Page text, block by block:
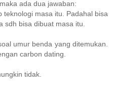
ada dua jawaban:
teknologi masa itu. Padahal bisa
sdh bisa dibuat masa itu.
umur benda yang ditemukan.
carbon dating.
tidak.